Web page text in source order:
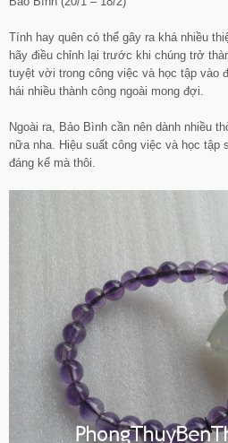
Tính hay quên có thể gây ra khá nhiều
hãy điều chỉnh lại trước khi chúng trở
tuyệt vời trong công việc và học tập vào
hái nhiều thành công ngoài mong đợi.
Ngoài ra, Bảo Bình cần nên dành nhiều
nữa nha. Hiệu suất công việc và học tập
đáng kể mà thôi.